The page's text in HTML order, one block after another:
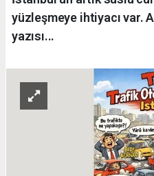
yüzleşmeye ihtiyacı var.
yazısı...